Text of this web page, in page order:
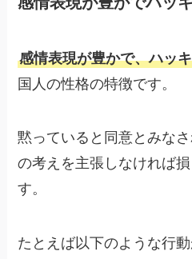
感情表現が豊かで、ハッ
国人の性格の特徴です。
黙っていると同意とみな
の考えを主張しなければ
す。
たとえば以下のような行動